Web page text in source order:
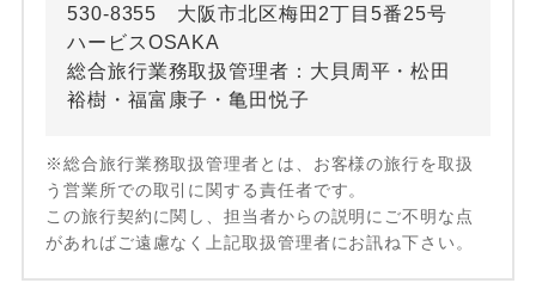
530-8355 大阪市北区梅田2丁目5番25号
ハービスOSAKA
総合旅行業務取扱管理者：大貝周平・松田
裕樹・福富康子・亀田悦子
※総合旅行業務取扱管理者とは、お客様の旅行を取扱
う営業所での取引に関する責任者です。
この旅行契約に関し、担当者からの説明にご不明な点
があればご遠慮なく上記取扱管理者にお訊ね下さい。